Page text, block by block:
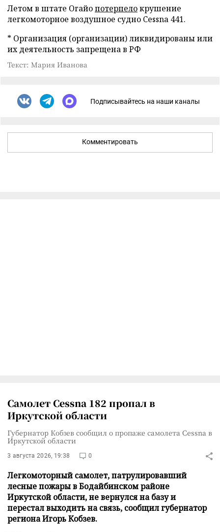
Летом в штате Огайопотерпелокрушение
легкомоторное воздушное судно Cessna 441.
* Организация (организации) ликвидированы или
их деятельность запрещена в РФ
Текст: Мария Иванова
Подписывайтесь на наши каналы
Комментировать
Самолет Cessna 182 пропал в
Иркутской области
Губернатор Кобзев сообщил о пропаже самолета Cessna в
Иркутской области
3 августа 2026, 19:38 0
Легкомоторный самолет, патрулировавший
лесные пожары в Бодайбинском районе
Иркутской области, не вернулся на базу и
перестал выходить на связь, сообщил губернатор
региона Игорь Кобзев.